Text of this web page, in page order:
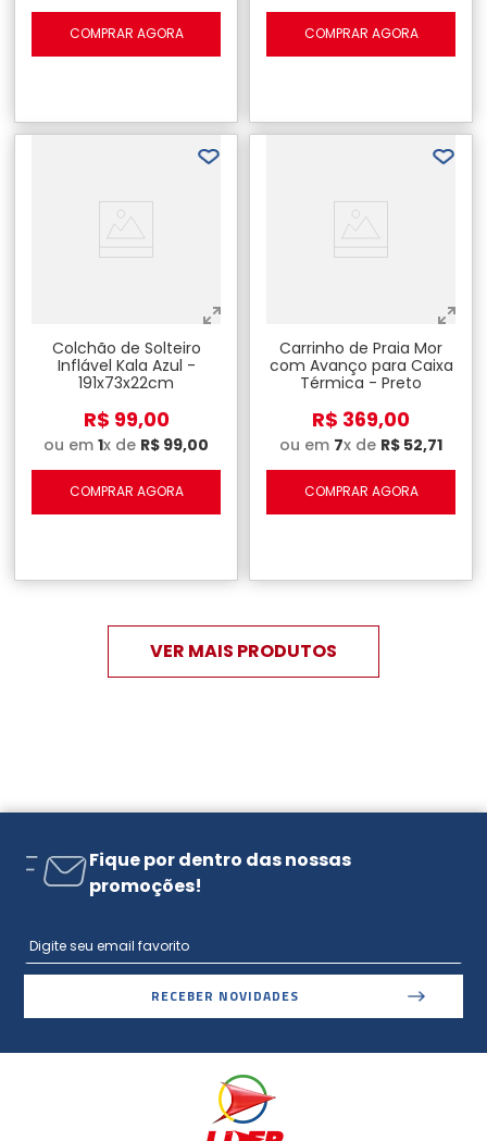
COMPRAR AGORA COMPRAR AGORA
Colchão de Solteiro
Inflável Kala Azul -
191x73x22cm
R$ 99,00
ou em 1x de R$ 99,00
COMPRAR AGORA
Carrinho de Praia Mor
com Avanço para Caixa
Térmica - Preto
R$ 369,00
ou em 7x de R$ 52,71
COMPRAR AGORA
Fique por dentro das nossas
promoções!
RECEBER NOVIDADES